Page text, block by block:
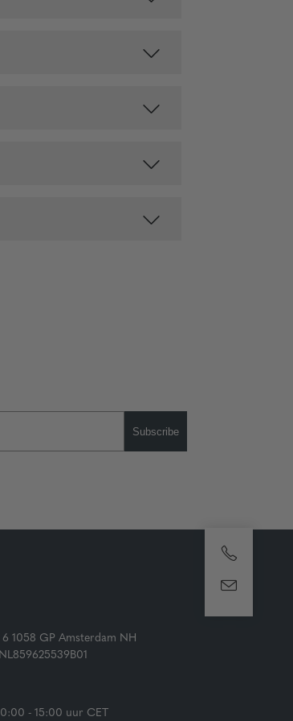
Subscribe
1058 GP Amsterdam NH
- 15:00 uur CET